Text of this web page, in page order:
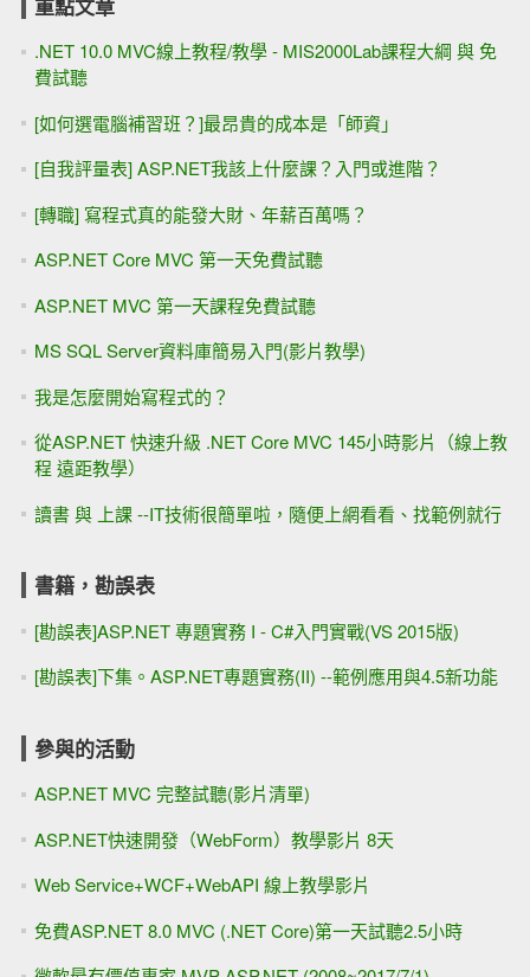
.NET 10.0 MVC線上教程/教學 - MIS2000Lab課程大綱 與 免
費試聽
[如何選電腦補習班？]最昂貴的成本是「師資」
[自我評量表] ASP.NET我該上什麼課？入門或進階？
[轉職] 寫程式真的能發大財、年薪百萬嗎？
ASP.NET Core MVC 第一天免費試聽
ASP.NET MVC 第一天課程免費試聽
MS SQL Server資料庫簡易入門(影片教學)
我是怎麼開始寫程式的？
從ASP.NET 快速升級 .NET Core MVC 145小時影片（線上教
程 遠距教學）
讀書 與 上課 --IT技術很簡單啦，隨便上網看看、找範例就行
書籍，勘誤表
[勘誤表]ASP.NET 專題實務 I - C#入門實戰(VS 2015版)
[勘誤表]下集。ASP.NET專題實務(II) --範例應用與4.5新功能
參與的活動
ASP.NET MVC 完整試聽(影片清單)
ASP.NET快速開發（WebForm）教學影片 8天
Web Service+WCF+WebAPI 線上教學影片
免費ASP.NET 8.0 MVC (.NET Core)第一天試聽2.5小時